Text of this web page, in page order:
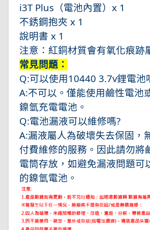
i3T Plus（電池內置）x 1
不銹鋼抱夾 x 1
說明書 x 1
注意：紅銅材質會有氧化痕跡
常見問題：
Q:可以使用10440 3.7v鋰電池
A:不可以。僅能使用鹼性電池
鎳氫充電電池。
Q:電池漏液可以維修嗎?
A:漏液屬人為破壞失去保固，
付費維修的服務。因此請勿將
電筒存放，如避免漏液問題可
的鎳氫電池。